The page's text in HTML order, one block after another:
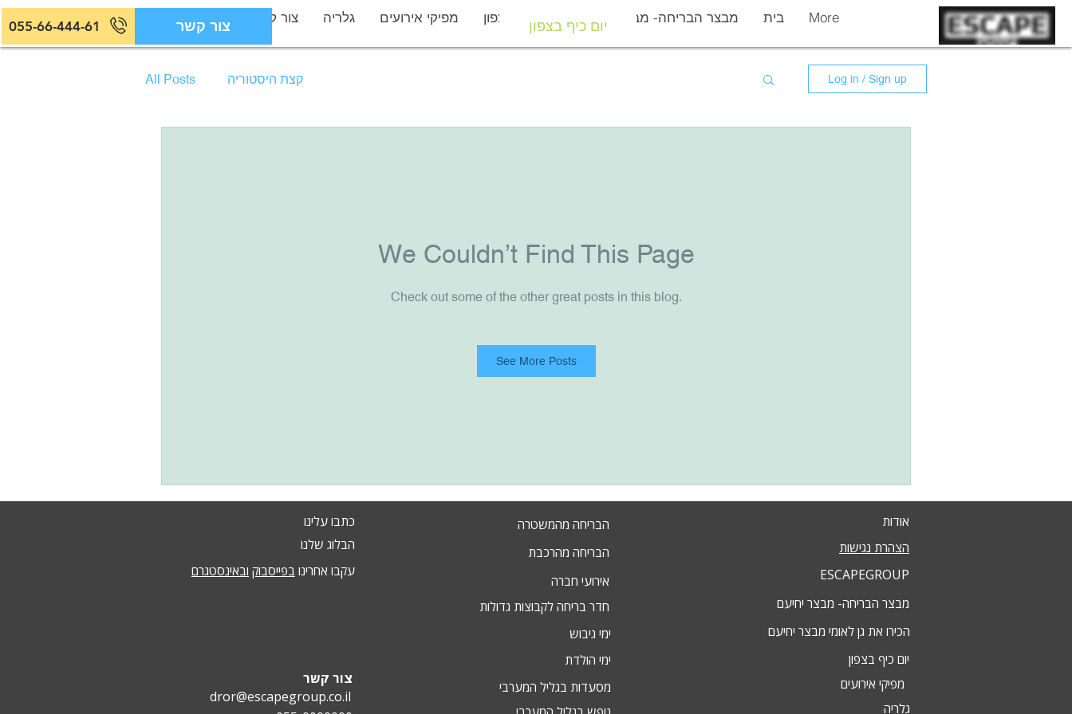
055-66-444-61
צור קשר גלריה מפיקי אירועים יום כיף בצפון מבצר הבריחה- מבצר יחיעם בית More
יום כיף בצפון צור קשר
All Posts קצת היסטוריה Log in / Sign up
We Couldn’t Find This Page
Check out some of the other great posts in this blog.
See More Posts
כתבו עלינו
הבלוג שלנו
עקבו אחרינו בפייסבוק ובאינסטגרם
הבריחה מהמשטרה
הבריחה מהרכבת
אירועי חברה
חדר בריחה לקבוצות גדולות
ימי גיבוש
צור קשר
dror@escapegroup.co.il
ימי הולדת
מסעדות בגליל המערבי
אודות
הצהרת נגישות
ESCAPEGROUP
מבצר הבריחה- מבצר יחיעם
הכירו את גן לאומי מבצר יחיעם
יום כיף בצפון
מפיקי אירועים
גלריה